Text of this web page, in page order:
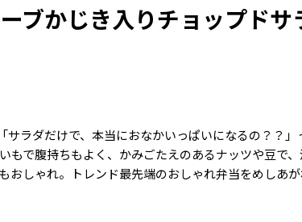
ブかじき入りチョップドサ
ラダだけで、本当におなかいっぱいになるの？？」
で腹持ちもよく、かみごたえのあるナッツや豆で、
しゃれ。トレンド最先端のおしゃれ弁当をめしあ